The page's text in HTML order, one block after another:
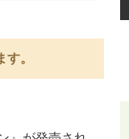
。